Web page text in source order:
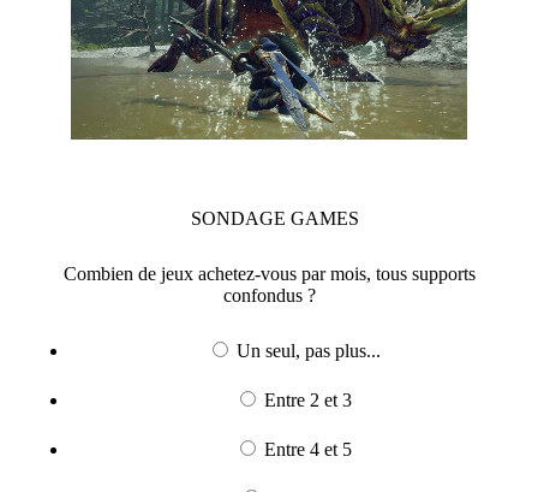
SONDAGE GAMES
Combien de jeux achetez-vous par mois, tous supports
confondus ?
Un seul, pas plus...
Entre 2 et 3
Entre 4 et 5